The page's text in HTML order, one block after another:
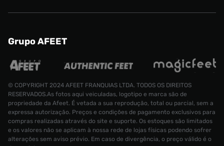
Grupo AFEET
© COPYRIGHT 2024 AFEET FRANQUIAS LTDA. TODOS OS DIREITOS
RESERVADOS.As fotos aqui veiculadas, logotipo e marca são de
propriedade da Afeet. É vetada a sua reprodução, total ou parcial, sem a
expressa autorização. Preços e condições de pagamento exclusivos para
compras realizadas através do site e suporte. Os estoques são limitados
e os valores não se aplicam à nossa rede de lojas físicas podendo sofrer
alterações sem aviso prévio. Em caso de divergência, o preço válido é o